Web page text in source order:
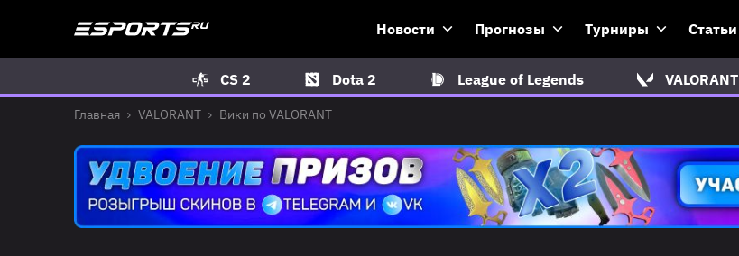
Новости Прогнозы Турниры Статьи
CS 2 Dota 2 League of Legends VALORANT
Главная VALORANT Вики по VALORANT